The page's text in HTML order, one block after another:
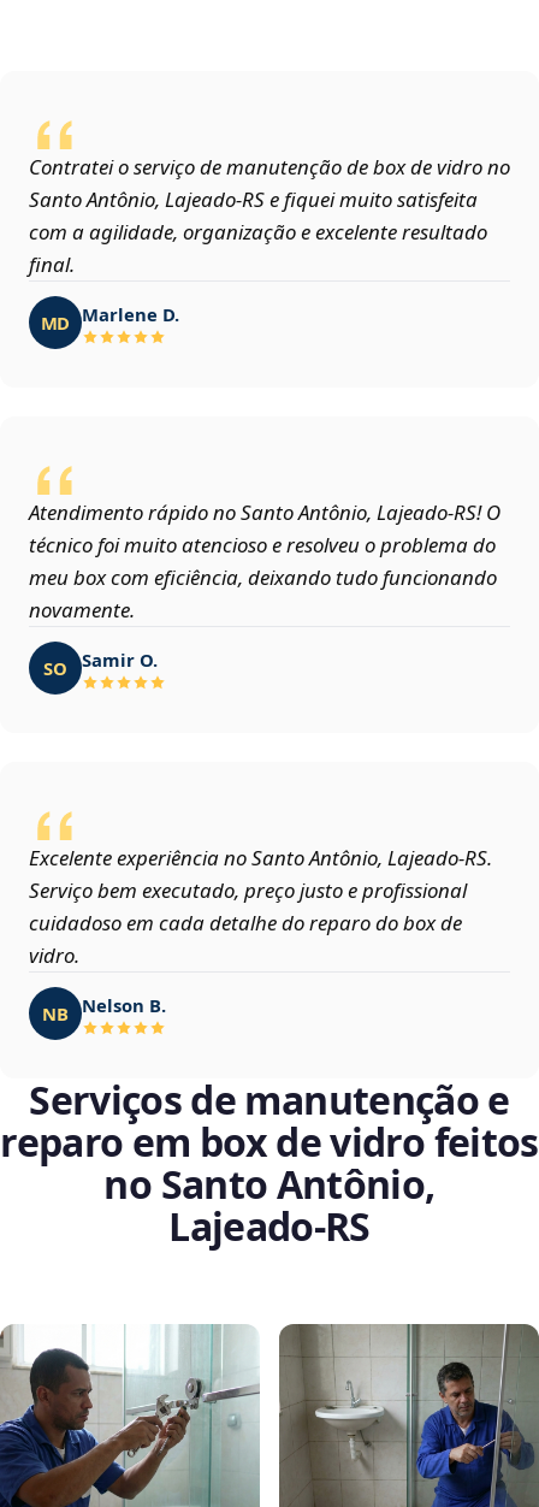
Contratei o serviço de manutenção de box de vidro no
Santo Antônio, Lajeado‑RS e fiquei muito satisfeita
com a agilidade, organização e excelente resultado
final.
MD Marlene D.
Atendimento rápido no Santo Antônio, Lajeado‑RS! O
técnico foi muito atencioso e resolveu o problema do
meu box com eficiência, deixando tudo funcionando
novamente.
SO Samir O.
Excelente experiência no Santo Antônio, Lajeado‑RS.
Serviço bem executado, preço justo e profissional
cuidadoso em cada detalhe do reparo do box de
vidro.
NB Nelson B.
Serviços de manutenção e
reparo em box de vidro feitos
no Santo Antônio,
Lajeado‑RS